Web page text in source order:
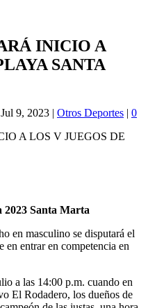
INICIO A
SANTA
Jul 9, 2023 | Otros Deportes | 0
2023 Santa Marta
en masculino se disputará el
en entrar en competencia en
a las 14:00 p.m. cuando en
El Rodadero, los dueños de